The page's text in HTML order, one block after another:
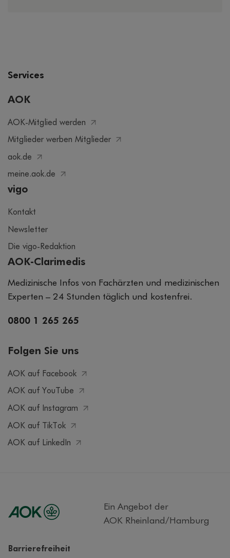
Services
AOK
AOK-Mitglied werden
Mitglieder werben Mitglieder
aok.de
meine.aok.de
vigo
Kontakt
Newsletter
Die vigo-Redaktion
AOK-Clarimedis
Medizinische Infos von Fachärzten und medizinischen
Experten – 24 Stunden täglich und kostenfrei.
0800 1 265 265
Folgen Sie uns
AOK auf Facebook
AOK auf YouTube
AOK auf Instagram
AOK auf TikTok
AOK auf LinkedIn
Ein Angebot der
AOK Rheinland/Hamburg
Barrierefreiheit